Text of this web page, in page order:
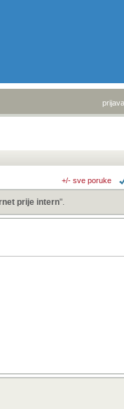
prijava
+/- sve poruke
prije intern".